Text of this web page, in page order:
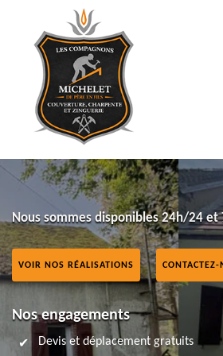
Nous sommes disponibles 24h/24 et
VOIR NOS RÉALISATIONS
Nos engagements
Devis et déplacement gratuits